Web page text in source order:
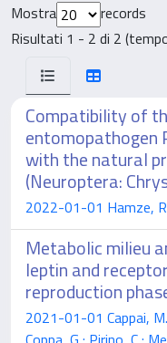
Mostra
records
Risultati 1 - 2 di 2
Compatibility of
entomopathogen
with the natural
(Neuroptera:
2022-01-01 Hamze,
Metabolic milieu
leptin and
reproduction
2021-01-01 Cappai,